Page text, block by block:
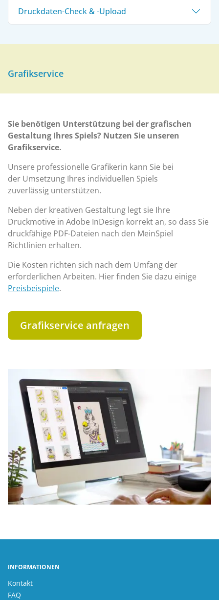
Druckdaten-Check & -Upload
Grafikservice
Sie benötigen Unterstützung bei der grafischen
Gestaltung Ihres Spiels? Nutzen Sie unseren
Grafikservice.
Unsere professionelle Grafikerin kann Sie bei
der Umsetzung Ihres individuellen Spiels
zuverlässig unterstützen.
Neben der kreativen Gestaltung legt sie Ihre
Druckmotive in Adobe InDesign korrekt an, so dass Sie
druckfähige PDF-Dateien nach den MeinSpiel
Richtlinien erhalten.
Die Kosten richten sich nach dem Umfang der
erforderlichen Arbeiten. Hier finden Sie dazu einige
Preisbeispiele.
Grafikservice anfragen
INFORMATIONEN
Kontakt
FAQ